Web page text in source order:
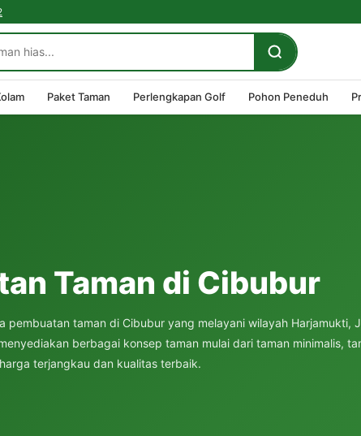
Paket Taman Perlengkapan Golf Pohon Peneduh
Taman di Cibubur
pembuatan taman di Cibubur yang melayani wilayah Harjamukti,
berbagai konsep taman mulai dari taman minimalis,
terjangkau dan kualitas terbaik.